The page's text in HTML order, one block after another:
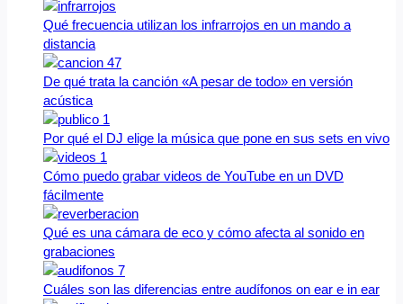
Qué frecuencia utilizan los infrarrojos en un mando a
distancia
De qué trata la canción «A pesar de todo» en versión
acústica
Por qué el DJ elige la música que pone en sus sets en vivo
Cómo puedo grabar videos de YouTube en un DVD
fácilmente
Qué es una cámara de eco y cómo afecta al sonido en
grabaciones
Cuáles son las diferencias entre audífonos on ear e in ear